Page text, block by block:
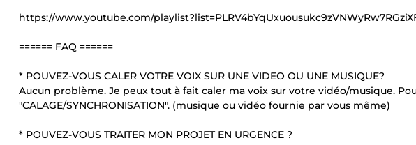
https://www.youtube.com/
====== FAQ ======
* POUVEZ-VOUS CALER VOTRE VOIX SUR UNE VIDEO OU UNE MUSIQUE?
Aucun problème. Je peux tout à fait caler ma voix sur votre vidéo/musique.
"CALAGE/SYNCHRONISATION". (musique ou vidéo fournie par vous même)
* POUVEZ-VOUS TRAITER MON PROJET EN URGENCE ?